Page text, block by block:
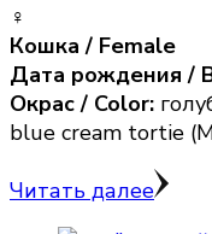
♀️
Кошка / Female
Дата рождения /
Окрас / Color:
blue cream tortie
Читать далее